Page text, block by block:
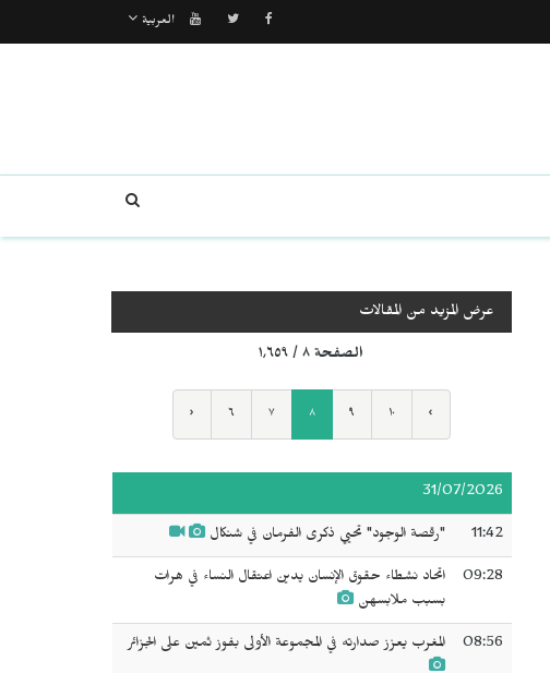
العربية
عرض المزيد من المقالات
الصفحة ٨ / ١٬٦٥٩
‹ ٦ ٧ ٨ ٩ ١٠ ›
31/07/2026
11:42 "رقصة الوجود" تحيي ذكرى الفرمان في شنكال
09:28
اتحاد نشطاء حقوق الإنسان يدين اعتقال النساء في هرات
بسبب ملابسهن
08:56 المغرب يعزز صدارته في المجموعة الأولى بفوز ثمين على الجزائر